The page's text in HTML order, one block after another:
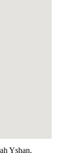
Yshan,